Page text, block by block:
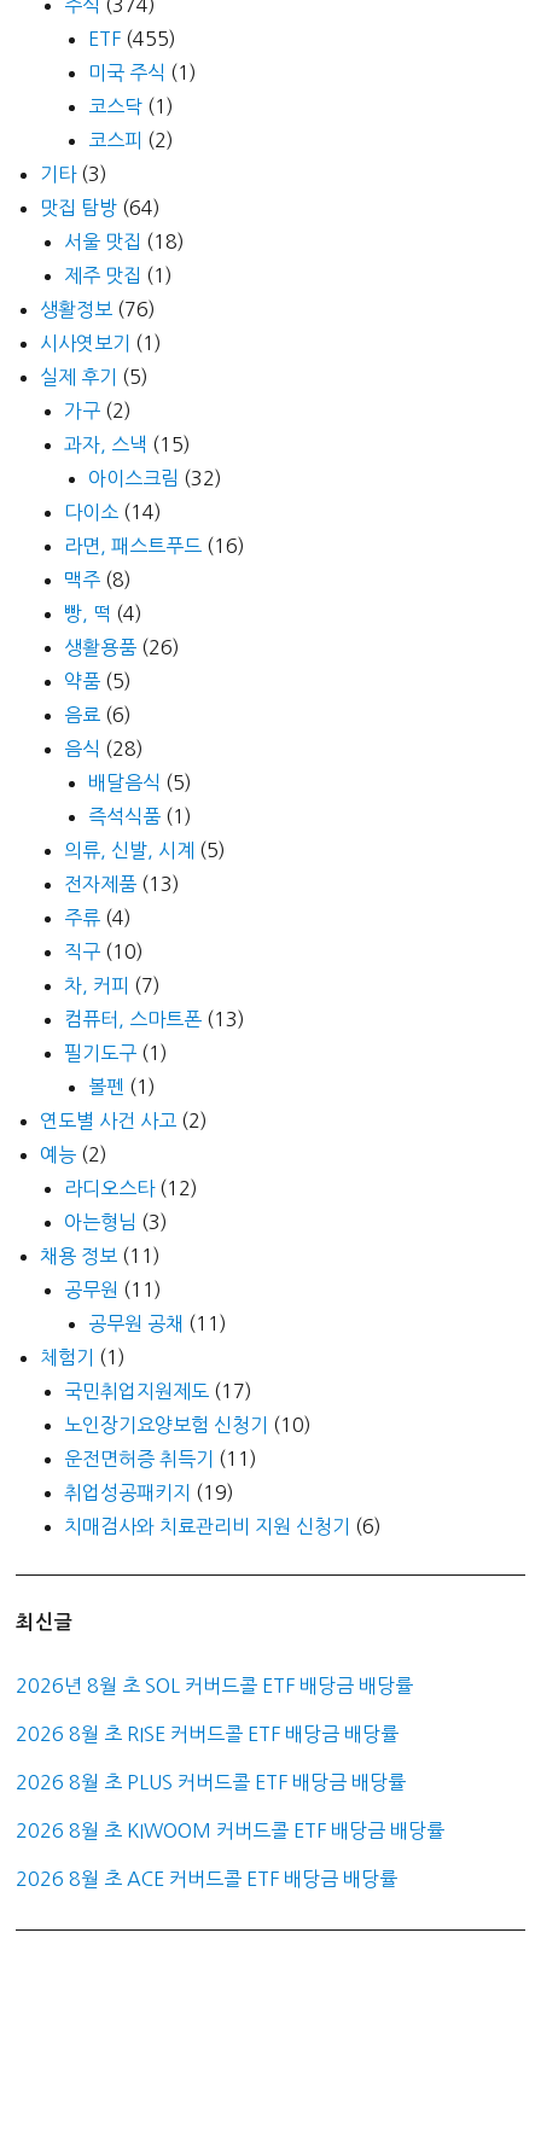
주식 (374)
ETF (455)
미국 주식 (1)
코스닥 (1)
코스피 (2)
기타(3)
맛집 탐방 (64)
서울 맛집 (18)
제주 맛집 (1)
생활정보 (76)
시사엿보기
(1)
실제 후기
(5)
가구 (2)
과자, 스낵 (15)
아이스크림 (32)
다이소 (14)
라면, 패스트푸드 (16)
맥주 (8)
빵, 떡 (4)
생활용품 (26)
약품 (5)
음료 (6)
음식 (28)
배달음식 (5)
즉석식품 (1)
의류, 신발, 시계
(5)
전자제품 (13)
주류 (4)
직구 (10)
차, 커피 (7)
컴퓨터, 스마트폰 (13)
필기도구 (1)
볼펜 (1)
연도별 사건 사고 (2)
예능 (2)
라디오스타(12)
아는형님 (3)
채용 정보 (11)
공무원 (11)
공무원 공채 (11)
체험기
(1)
국민취업지원제도 (17)
노인장기요양보험 신청기
(10)
운전면허증 취득기
(11)
취업성공패키지
(19)
치매검사와 치료관리비 지원 신청기
(6)
최신글
2026년 8월 초 SOL 커버드콜 ETF 배당금 배당률
2026 8월 초 RISE 커버드콜 ETF 배당금 배당률
2026 8월 초 PLUS 커버드콜 ETF 배당금 배당률
2026 8월 초 KIWOOM 커버드콜 ETF 배당금 배당률
2026 8월 초 ACE 커버드콜 ETF 배당금 배당률